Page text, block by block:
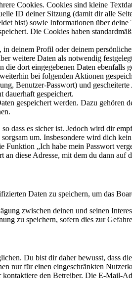
Cookies. Cookies sind kleine
ID deiner Sitzung (damit dir alle
bist) sowie Informationen über
Die Cookies haben
deinem Profil oder deinem
weitere Daten als notwendig
dort eingegebenen Daten
bei folgenden Aktionen
Benutzer-Passwort) und
dauerhaft gespeichert.
gespeichert werden. Dazu
dass es sicher ist. Jedoch wird dir
um. Insbesondere wird dich
Funktion „Ich habe mein Passwort
diese Adresse, mit dem du dann auf
Daten zu speichern, um das
zwischen deinen und seinen
zu speichern, sofern dies zur
Du bist dir daher bewusst,
nur für einen eingeschränkten
den Betreiber. Die E-Mail-